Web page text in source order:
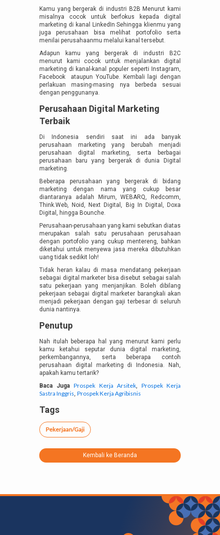
Kamu yang bergerak di industri B2B Menurut kami
misalnya cocok untuk berfokus kepada digital
marketing di kanal LinkedIn Sehingga klienmu yang
juga perusahaan bisa melihat portofolio serta
menilai perusahaanmu melalui kanal tersebut.
Adapun kamu yang bergerak di industri B2C
menurut kami cocok untuk menjalankan digital
marketing di kanal-kanal populer seperti Instagram,
Facebook ataupun YouTube. Kembali lagi dengan
perlakuan masing-masing nya berbeda sesuai
dengan penggunanya.
Perusahaan Digital Marketing
Terbaik
Di Indonesia sendiri saat ini ada banyak
perusahaan marketing yang berubah menjadi
perusahaan digital marketing, serta berbagai
perusahaan baru yang bergerak di dunia Digital
marketing.
Beberapa perusahaan yang bergerak di bidang
marketing dengan nama yang cukup besar
diantaranya adalah Mirum, WEBARQ, Redcomm,
Think.Web, Noid, Next Digital, Big In Digital, Doxa
Digital, hingga Bounche.
Perusahaan-perusahaan yang kami sebutkan diatas
merupakan salah satu perusahaan perusahaan
dengan portofolio yang cukup mentereng, bahkan
diketahui untuk menyewa jasa mereka dibutuhkan
uang tidak sedikit loh!
Tidak heran kalau di masa mendatang pekerjaan
sebagai digital marketer bisa disebut sebagai salah
satu pekerjaan yang menjanjikan. Boleh dibilang
pekerjaan sebagai digital marketer barangkali akan
menjadi pekerjaan dengan gaji terbesar di seluruh
dunia nantinya.
Penutup
Nah itulah beberapa hal yang menurut kami perlu
kamu ketahui seputar dunia digital marketing,
perkembangannya, serta beberapa contoh
perusahaan digital marketing di Indonesia. Nah,
apakah kamu tertarik?
Baca JugaProspek Kerja Arsitek, Prospek Kerja
Sastra Inggris, Prospek Kerja Agribisnis
Tags
Pekerjaan/Gaji
Kembali ke Beranda